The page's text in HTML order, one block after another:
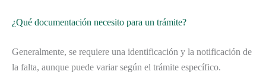
¿Qué documentación necesito para un trámite?
Generalmente, se requiere una identificación y la notificación de
la falta, aunque puede variar según el trámite específico.